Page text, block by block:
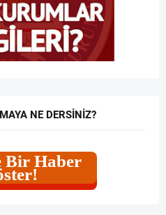
NE DERSINIZ?
Bir Haber